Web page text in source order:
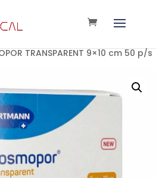
TRANSPARENT 9×10 cm 50 p/s